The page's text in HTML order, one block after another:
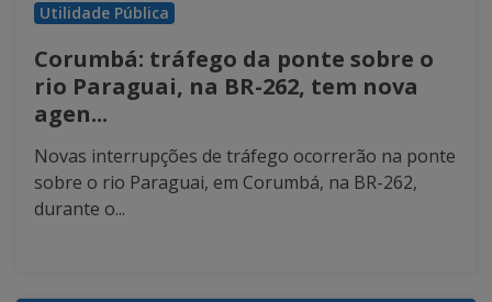
Utilidade Pública
Corumbá: tráfego da ponte sobre o
rio Paraguai, na BR-262, tem nova
agen...
Novas interrupções de tráfego ocorrerão na ponte
sobre o rio Paraguai, em Corumbá, na BR-262,
durante o...